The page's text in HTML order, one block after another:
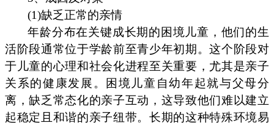
(1)缺乏正常的亲情
年龄分布在关键成长期的困境儿童，他们的生
活阶段通常位于学龄前至青少年初期。这个阶段对
于儿童的心理和社会化进程至关重要，尤其是亲子
关系的健康发展。困境儿童自幼年起就与父母分
离，缺乏常态化的亲子互动，这导致他们难以建立
起稳定且和谐的亲子纽带。长期的这种特殊环境易